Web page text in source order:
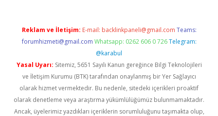
Reklam ve İletişim: E-mail: backlinkpaneli@gmail.com Teams:
forumhizmeti@gmail.com Whatsapp: 0262 606 0 726 Telegram:
@karabul
Yasal Uyarı: Sitemiz, 5651 Sayılı Kanun gereğince Bilgi Teknolojileri
ve İletişim Kurumu (BTK) tarafından onaylanmış bir Yer Sağlayıcı
olarak hizmet vermektedir. Bu nedenle, sitedeki içerikleri proaktif
olarak denetleme veya araştırma yükümlülüğümüz bulunmamaktadır.
Ancak, üyelerimiz yazdıkları içeriklerin sorumluluğunu taşımakta olup,